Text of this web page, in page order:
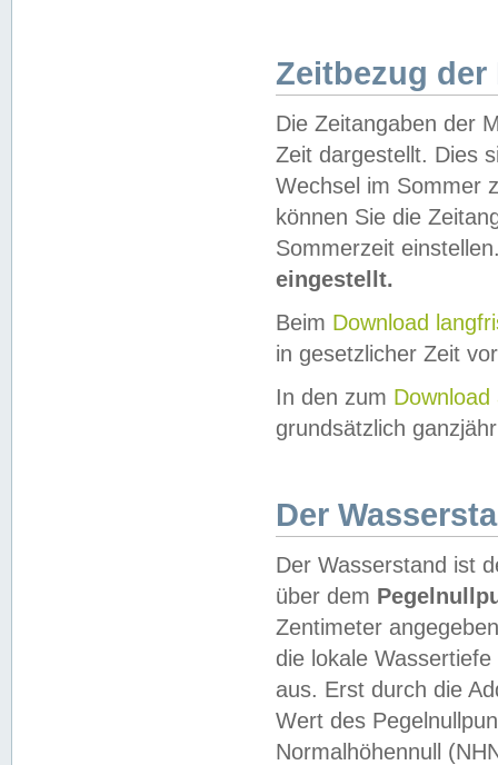
Zeitbezug der
Die Zeitangaben der
Zeit dargestellt. Dies
Wechsel im Sommer
können Sie die
Sommerzeit
eingestellt.
Beim Download
in gesetzlicher Zeit
In den zum Download
grundsätzlich
Der
Der Wasserstand ist
über dem
Zentimeter
die lokale
aus. Erst durch die
Wert des
Normalhöhennull